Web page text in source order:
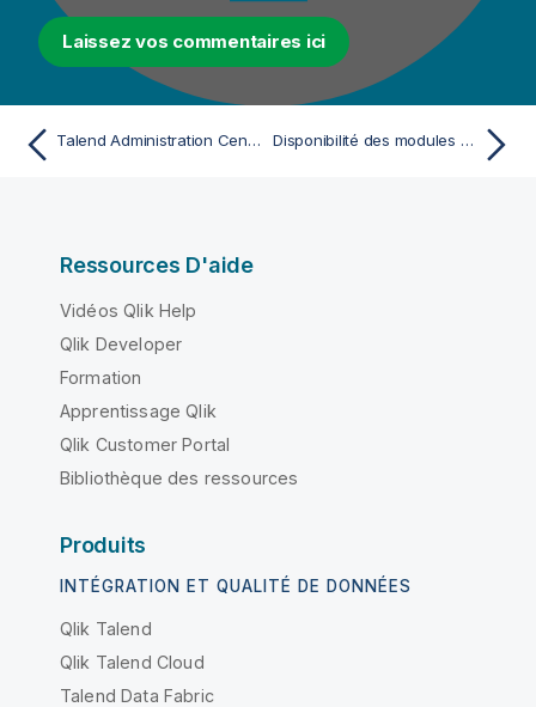
Laissez vos commentaires ici
Talend Administration Center : concepts et principes Disponibilité des modules et fonctionnalités selon votre licence
Ressources D'aide
Vidéos Qlik Help
Qlik Developer
Formation
Apprentissage Qlik
Qlik Customer Portal
Bibliothèque des ressources
Produits
INTÉGRATION ET QUALITÉ DE DONNÉES
Qlik Talend
Qlik Talend Cloud
Talend Data Fabric